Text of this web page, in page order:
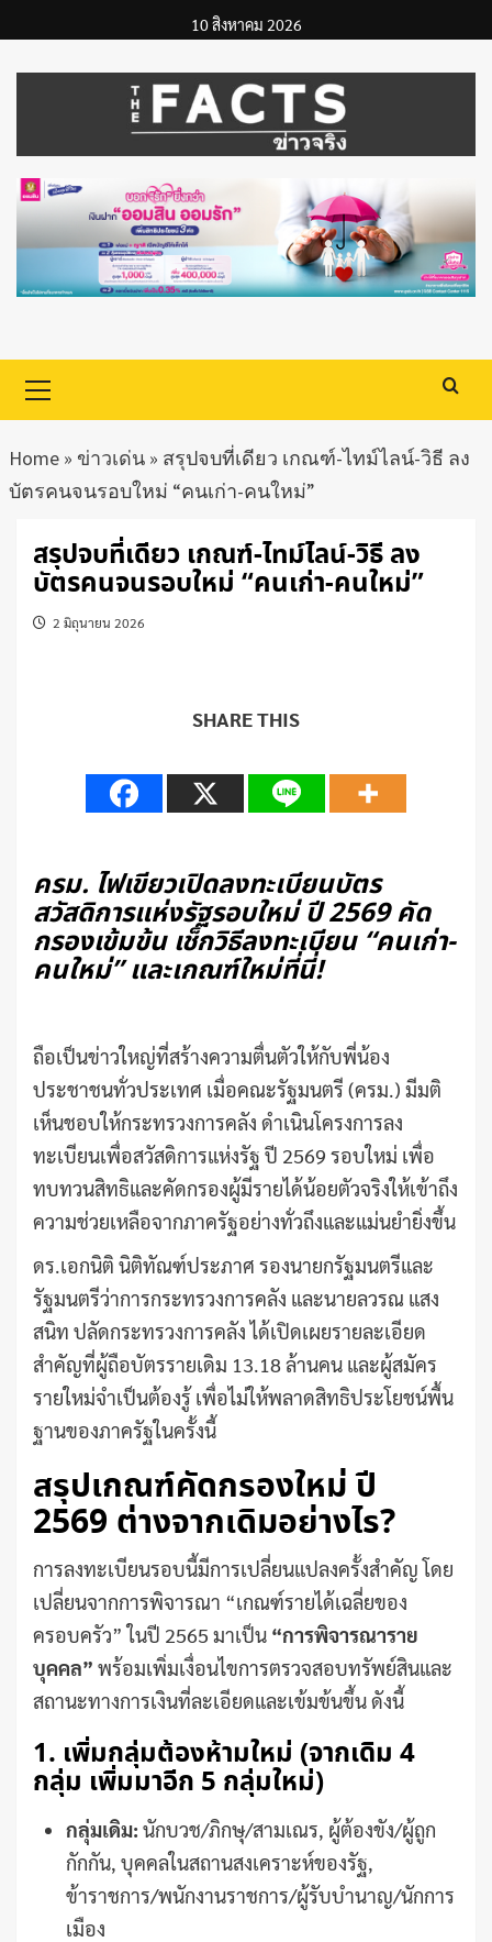
to
content
10 สิงหาคม 2026
Menu
Home» ข่าวเด่น» สรุปจบที่เดียว เกณฑ์-ไทม์ไลน์-วิธี ลง
บัตรคนจนรอบใหม่ “คนเก่า-คนใหม่”
สรุปจบที่เดียว เกณฑ์-ไทม์ไลน์-วิธี ลง
บัตรคนจนรอบใหม่ “คนเก่า-คนใหม่”
2 มิถุนายน 2026
SHARE THIS
ครม. ไฟเขียวเปิดลงทะเบียนบัตร
สวัสดิการแห่งรัฐรอบใหม่ ปี 2569 คัด
กรองเข้มข้น เช็กวิธีลงทะเบียน “คนเก่า-
คนใหม่” และเกณฑ์ใหม่ที่นี่!
ถือเป็นข่าวใหญ่ที่สร้างความตื่นตัวให้กับพี่น้อง
ประชาชนทั่วประเทศ เมื่อคณะรัฐมนตรี (ครม.) มีมติ
เห็นชอบให้กระทรวงการคลัง ดำเนินโครงการลง
ทะเบียนเพื่อสวัสดิการแห่งรัฐ ปี 2569 รอบใหม่ เพื่อ
ทบทวนสิทธิและคัดกรองผู้มีรายได้น้อยตัวจริงให้เข้าถึง
ความช่วยเหลือจากภาครัฐอย่างทั่วถึงและแม่นยำยิ่งขึ้น
ดร.เอกนิติ นิติทัณฑ์ประภาศ รองนายกรัฐมนตรีและ
รัฐมนตรีว่าการกระทรวงการคลัง และนายลวรณ แสง
สนิท ปลัดกระทรวงการคลัง ได้เปิดเผยรายละเอียด
สำคัญที่ผู้ถือบัตรรายเดิม 13.18 ล้านคน และผู้สมัคร
รายใหม่จำเป็นต้องรู้ เพื่อไม่ให้พลาดสิทธิประโยชน์พื้น
ฐานของภาครัฐในครั้งนี้
สรุปเกณฑ์คัดกรองใหม่ ปี
2569 ต่างจากเดิมอย่างไร?
การลงทะเบียนรอบนี้มีการเปลี่ยนแปลงครั้งสำคัญ โดย
เปลี่ยนจากการพิจารณา “เกณฑ์รายได้เฉลี่ยของ
ครอบครัว” ในปี 2565 มาเป็น “การพิจารณาราย
บุคคล” พร้อมเพิ่มเงื่อนไขการตรวจสอบทรัพย์สินและ
สถานะทางการเงินที่ละเอียดและเข้มข้นขึ้น ดังนี้
1. เพิ่มกลุ่มต้องห้ามใหม่ (จากเดิม 4
กลุ่ม เพิ่มมาอีก 5 กลุ่มใหม่)
กลุ่มเดิม: นักบวช/ภิกษุ/สามเณร, ผู้ต้องขัง/ผู้ถูก
กักกัน, บุคคลในสถานสงเคราะห์ของรัฐ,
ข้าราชการ/พนักงานราชการ/ผู้รับบำนาญ/นักการ
เมือง